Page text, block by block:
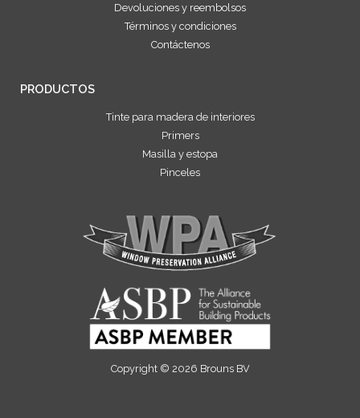
Devoluciones y reembolsos
Términos y condiciones
Contáctenos
PRODUCTOS
Tinte para madera de interiores
Primers
Masilla y estopa
Pinceles
Copyright © 2026 Brouns BV